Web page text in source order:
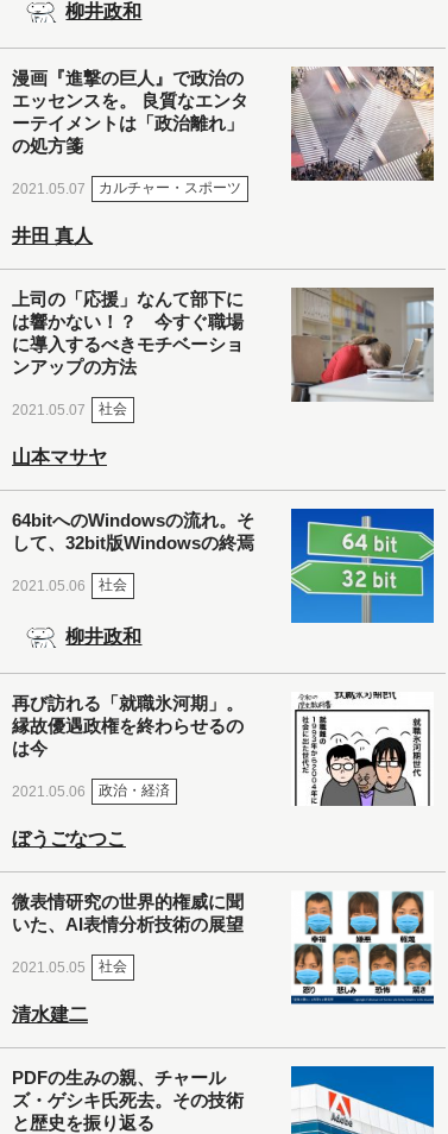
柳井政和
漫画『進撃の巨人』で政治の
エッセンスを。 良質なエンタ
ーテイメントは「政治離れ」
の処方箋
2021.05.07 カルチャー・スポーツ
井田 真人
上司の「応援」なんて部下に
は響かない！？ 今すぐ職場
に導入するべきモチベーショ
ンアップの方法
2021.05.07 社会
山本マサヤ
64bitへのWindowsの流れ。そ
して、32bit版Windowsの終焉
2021.05.06 社会
柳井政和
再び訪れる「就職氷河期」。
縁故優遇政権を終わらせるの
は今
2021.05.06 政治・経済
ぼうごなつこ
微表情研究の世界的権威に聞
いた、AI表情分析技術の展望
2021.05.05 社会
清水建二
PDFの生みの親、チャール
ズ・ゲシキ氏死去。その技術
と歴史を振り返る